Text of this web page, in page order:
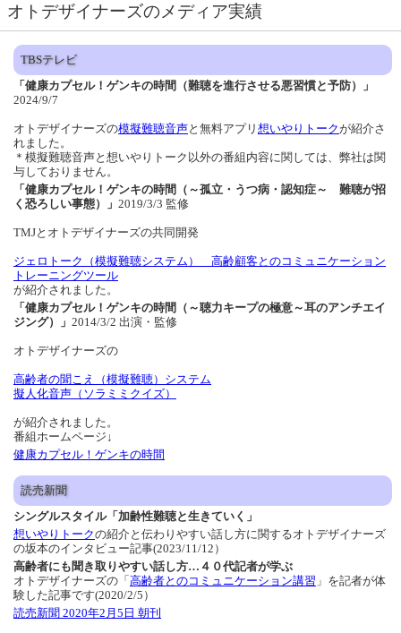
オトデザイナーズのメディア実績
TBSテレビ
「健康カプセル！ゲンキの時間（難聴を進行させる悪習慣と予防）」
2024/9/7
オトデザイナーズの模擬難聴音声と無料アプリ 想いやりトークが紹介さ
れました。
＊模擬難聴音声と想いやりトーク以外の番組内容に関しては、弊社は関
与しておりません。
「健康カプセル！ゲンキの時間（～孤立・うつ病・認知症～ 難聴が招
く恐ろしい事態）」 2019/3/3 監修
TMJとオトデザイナーズの共同開発
ジェロトーク（模擬難聴システム） 高齢顧客とのコミュニケーション
トレーニングツール
が紹介されました。
「健康カプセル！ゲンキの時間（～聴力キープの極意～耳のアンチエイ
ジング）」 2014/3/2 出演・監修
オトデザイナーズの
高齢者の聞こえ（模擬難聴）システム
擬人化音声（ソラミミクイズ）
が紹介されました。
番組ホームページ↓
健康カプセル！ゲンキの時間
読売新聞
シングルスタイル「加齢性難聴と生きていく」
想いやりトークの紹介と伝わりやすい話し方に関するオトデザイナーズ
の坂本のインタビュー記事(2023/11/12）
高齢者にも聞き取りやすい話し方…４０代記者が学ぶ
オトデザイナーズの「高齢者とのコミュニケーション講習 」を記者が体
験した記事です(2020/2/5）
読売新聞 2020年2月5日 朝刊